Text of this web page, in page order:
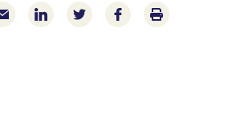
Delen via e-mail
Delen via LinkedIn
Deel op Twitter
Deel op Facebook
Print pagina